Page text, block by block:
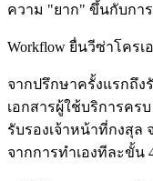
ความ "ยาก" ขึ้นกับการ
Workflow ยื่นวีซ่าโครเ
จากปรึกษาครั้งแรกถึง
เอกสารผู้ใช้บริการค
รับรองเจ้าหน้าที่กงสุล
จากการทำเองทีละขั้น